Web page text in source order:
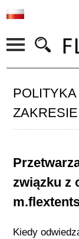
związku z
Kiedy